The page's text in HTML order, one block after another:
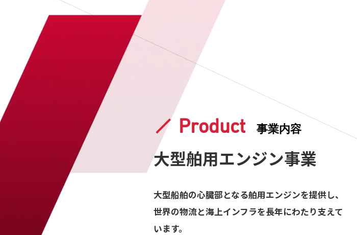
Product 事業内容
大型舶用エンジン事業
大型船舶の心臓部となる舶用エンジンを提供し、
世界の物流と海上インフラを長年にわたり支えて
います。